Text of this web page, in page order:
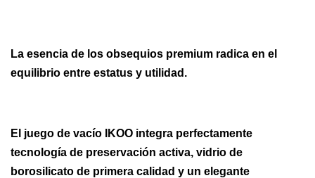
La esencia de los obsequios premium radica en el
equilibrio entre estatus y utilidad.
El juego de vacío IKOO integra perfectamente
tecnología de preservación activa, vidrio de
borosilicato de primera calidad y un elegante